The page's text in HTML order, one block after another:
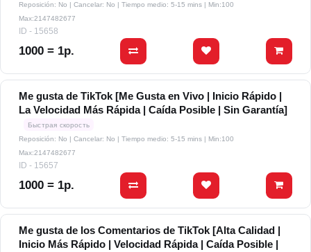
Reposición: No | Cancelar: No | Tiempo medio: 5-15 mins | Min:100
Max:2147482677
ID - 15658
1000 = 1р.
Me gusta de TikTok [Me Gusta en Vivo | Inicio Rápido |
La Velocidad Más Rápida | Caída Posible | Sin Garantía]
Быстрая скорость
Reposición: No | Cancelar: No | Tiempo medio: 5-15 mins | Min:100
Max:2147482677
ID - 15657
1000 = 1р.
Me gusta de los Comentarios de TikTok [Alta Calidad |
Inicio Más Rápido | Velocidad Rápida | Caída Posible |